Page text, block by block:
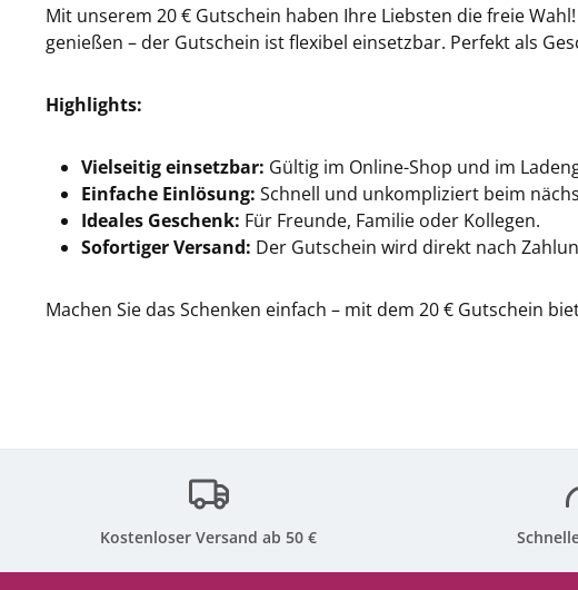
Mit unserem 20 € Gutschein haben Ihre Liebsten die freie
genießen – der Gutschein ist flexibel einsetzbar. Perfekt als
Highlights:
Vielseitig einsetzbar: Gültig im Online-Shop und im
Einfache Einlösung: Schnell und unkompliziert beim
Ideales Geschenk: Für Freunde, Familie oder Kollegen.
Sofortiger Versand: Der Gutschein wird direkt nach
Machen Sie das Schenken einfach – mit dem 20 € Gutschein
Kostenloser Versand ab 50 €